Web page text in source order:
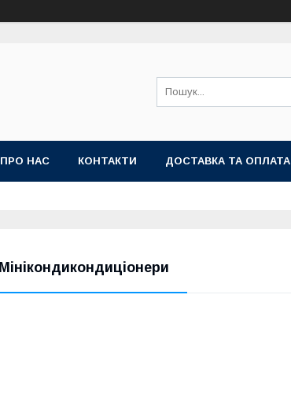
ПРО НАС КОНТАКТИ ДОСТАВКА ТА ОПЛАТА
Мінікондикондиціонери